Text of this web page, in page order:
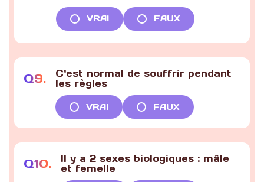
VRAI FAUX
Q9.
C'est normal de souffrir pendant
les règles
VRAI FAUX
Q10.
Il y a 2 sexes biologiques : mâle
et femelle